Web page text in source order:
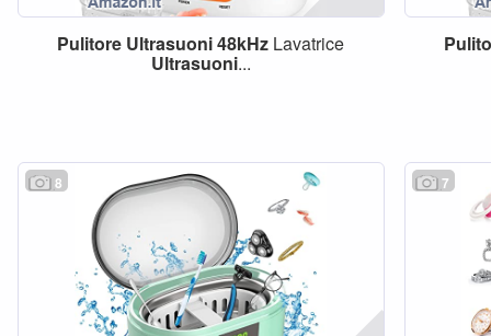
Pulitore Ultrasuoni48kHz Lavatrice
Ultrasuoni...
8 7